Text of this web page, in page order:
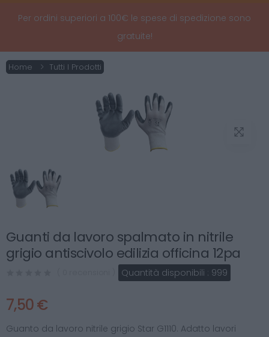
Per ordini superiori a 100€ le spese di spedizione sono
gratuite!
Home Tutti I Prodotti
Guanti da lavoro spalmato in nitrile
grigio antiscivolo edilizia officina 12pa
Quantità disponibili : 999
7,50 €
Guanto da lavoro nitrile grigio Star G1110. Adatto lavori